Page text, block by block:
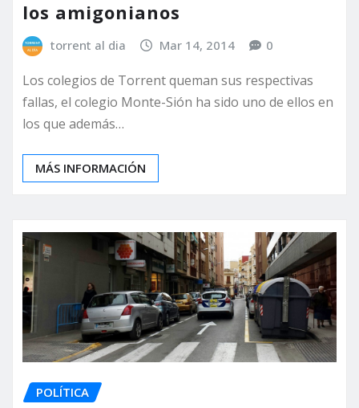
los amigonianos
torrent al dia Mar 14, 2014 0
Los colegios de Torrent queman sus respectivas
fallas, el colegio Monte-Sión ha sido uno de ellos en
los que además…
MÁS INFORMACIÓN
POLÍTICA